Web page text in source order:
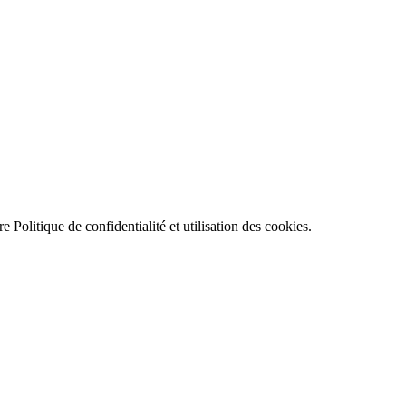
Politique de confidentialité et utilisation des cookies.